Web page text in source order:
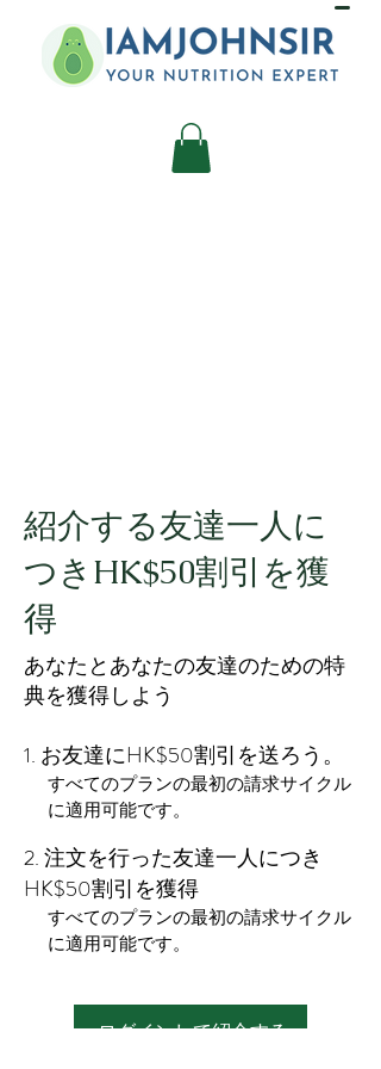
紹介する友達一人に
つきHK$50割引を獲
得
あなたとあなたの友達のための特
典を獲得しよう
お友達にHK$50割引を送ろう。
すべてのプランの最初の請求サイクル
に適用可能です。
注文を行った友達一人につき
HK$50割引を獲得
すべてのプランの最初の請求サイクル
に適用可能です。
ログインして紹介する